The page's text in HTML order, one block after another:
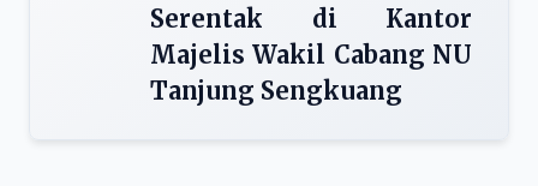
Serentak di Kantor
Majelis Wakil Cabang NU
Tanjung Sengkuang